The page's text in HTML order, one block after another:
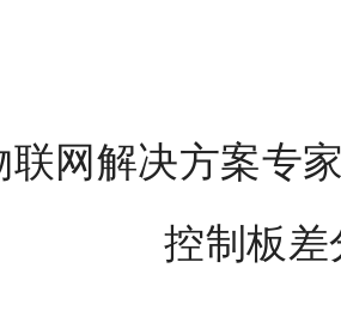
联网解决方案专
控制板